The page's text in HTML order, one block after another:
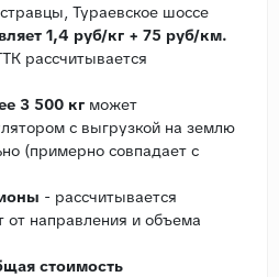
Тураевское шоссе
1,4 руб/кг + 75 руб/км.
рассчитывается
3 500 кг может
с выгрузкой на землю
(примерно совпадает с
- рассчитывается
от направления и объема
стоимость